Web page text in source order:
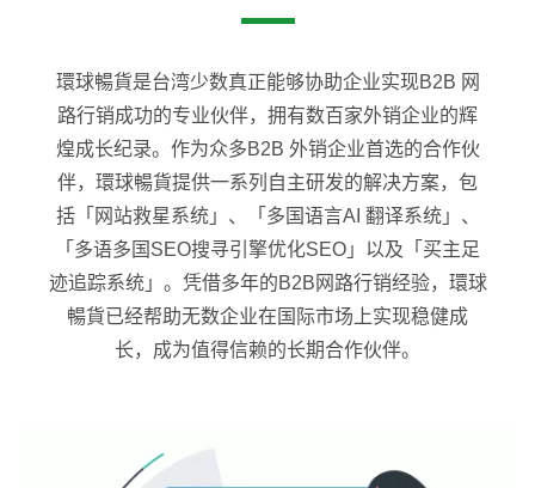
環球暢貨是台湾少数真正能够协助企业实现B2B 网
路行销成功的专业伙伴，拥有数百家外销企业的辉
煌成长纪录。作为众多B2B 外销企业首选的合作伙
伴，環球暢貨提供一系列自主研发的解决方案，包
括「网站救星系统」、「多国语言AI 翻译系统」、
「多语多国SEO搜寻引擎优化SEO」以及「买主足
迹追踪系统」。凭借多年的B2B网路行销经验，環球
暢貨已经帮助无数企业在国际市场上实现稳健成
长，成为值得信赖的长期合作伙伴。